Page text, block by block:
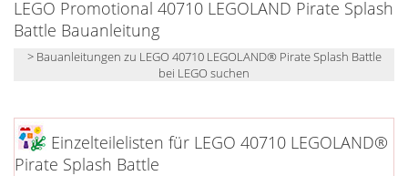
LEGO Promotional 40710 LEGOLAND Pirate Splash
Battle Bauanleitung
> Bauanleitungen zu LEGO 40710 LEGOLAND® Pirate Splash Battle
bei LEGO suchen
Einzelteilelisten für LEGO 40710 LEGOLAND®
Pirate Splash Battle